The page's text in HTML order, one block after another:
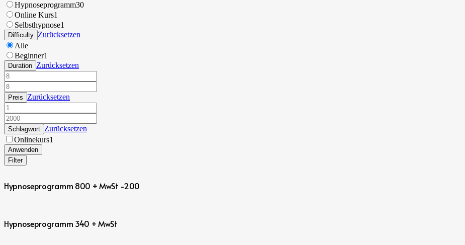
Hypnoseprogramm30
Online Kurs1
Selbsthypnose1
Difficulty Zurücksetzen
Alle
Beginner1
Duration Zurücksetzen
Preis Zurücksetzen
Schlagwort Zurücksetzen
Onlinekurs1
Anwenden
Filter
Hypnoseprogramm 800 + MwSt -200
Hypnoseprogramm 340 + MwSt